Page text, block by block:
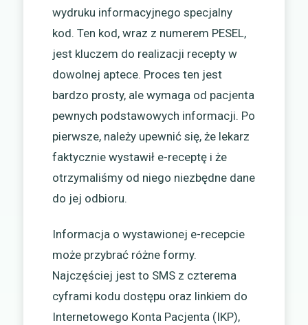
wydruku informacyjnego specjalny
kod. Ten kod, wraz z numerem PESEL,
jest kluczem do realizacji recepty w
dowolnej aptece. Proces ten jest
bardzo prosty, ale wymaga od pacjenta
pewnych podstawowych informacji. Po
pierwsze, należy upewnić się, że lekarz
faktycznie wystawił e-receptę i że
otrzymaliśmy od niego niezbędne dane
do jej odbioru.
Informacja o wystawionej e-recepcie
może przybrać różne formy.
Najczęściej jest to SMS z czterema
cyframi kodu dostępu oraz linkiem do
Internetowego Konta Pacjenta (IKP),